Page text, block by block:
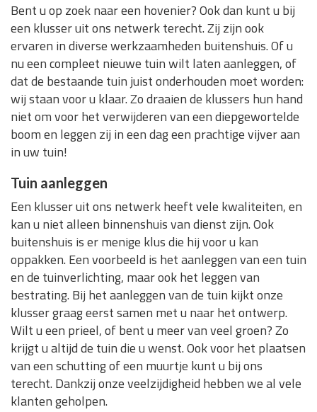
Bent u op zoek naar een hovenier? Ook dan kunt u bij
een klusser uit ons netwerk terecht. Zij zijn ook
ervaren in diverse werkzaamheden buitenshuis. Of u
nu een compleet nieuwe tuin wilt laten aanleggen, of
dat de bestaande tuin juist onderhouden moet worden:
wij staan voor u klaar. Zo draaien de klussers hun hand
niet om voor het verwijderen van een diepgewortelde
boom en leggen zij in een dag een prachtige vijver aan
in uw tuin!
Tuin aanleggen
Een klusser uit ons netwerk heeft vele kwaliteiten, en
kan u niet alleen binnenshuis van dienst zijn. Ook
buitenshuis is er menige klus die hij voor u kan
oppakken. Een voorbeeld is het aanleggen van een tuin
en de tuinverlichting, maar ook het leggen van
bestrating. Bij het aanleggen van de tuin kijkt onze
klusser graag eerst samen met u naar het ontwerp.
Wilt u een prieel, of bent u meer van veel groen? Zo
krijgt u altijd de tuin die u wenst. Ook voor het plaatsen
van een schutting of een muurtje kunt u bij ons
terecht. Dankzij onze veelzijdigheid hebben we al vele
klanten geholpen.